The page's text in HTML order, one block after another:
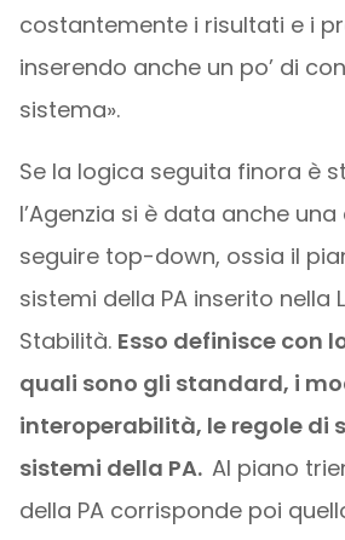
costantemente i risultati e i
inserendo anche un po’ di
sistema».
Se la logica seguita finora è
l’Agenzia si è data anche
seguire top-down, ossia il
sistemi della PA inserito nella
Stabilità. Esso definisce con
quali sono gli standard, i
interoperabilità, le regole di
sistemi della PA. Al piano
della PA corrisponde poi